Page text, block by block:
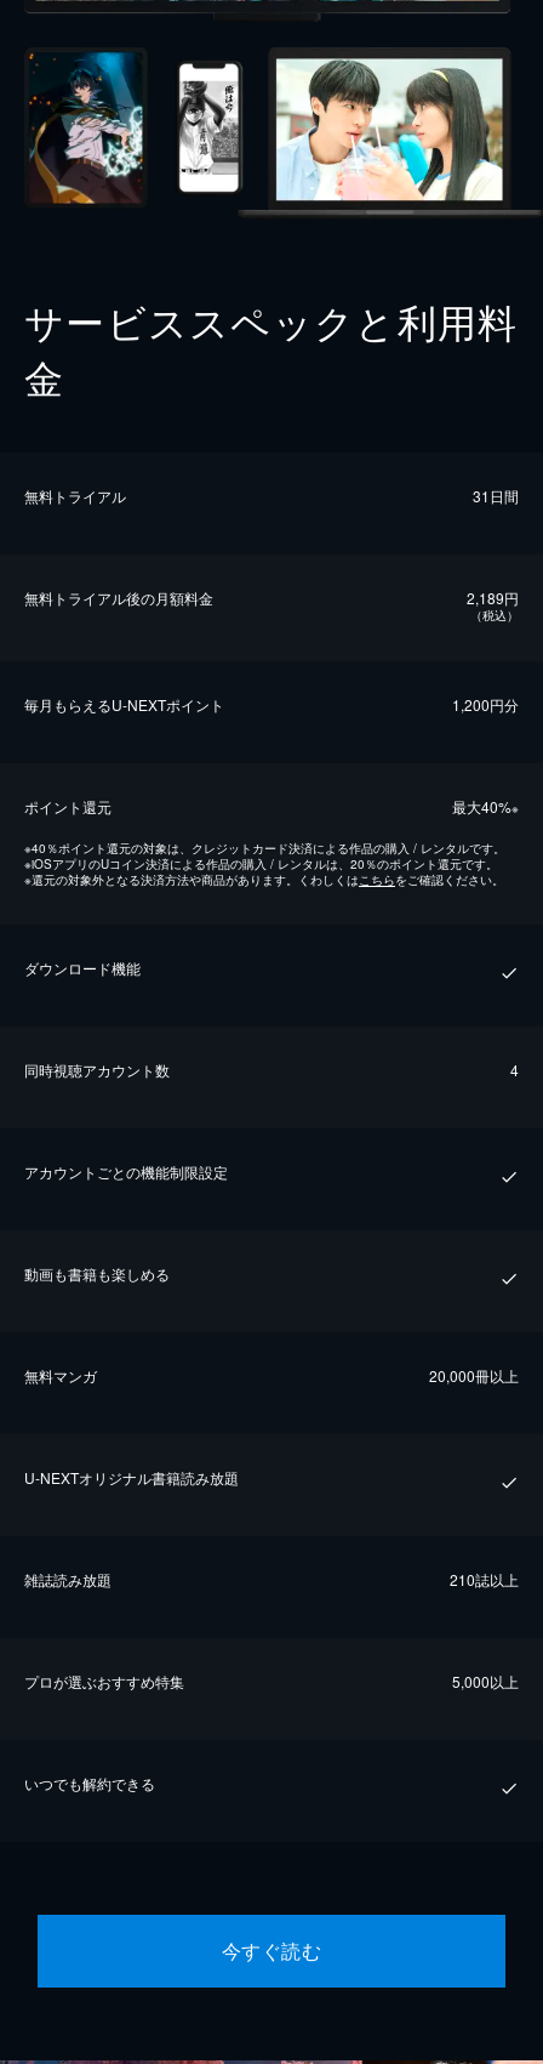
サービススペックと利用料
金
無料トライアル 31日間
無料トライアル後の⽉額料金 2,189円
（税込）
毎⽉もらえるU-NEXTポイント 1,200円分
ポイント還元 最⼤40%※
※40％ポイント還元の対象は、クレジットカード決済による作品の購入 / レンタルです。
※iOSアプリのUコイン決済による作品の購入 / レンタルは、20％のポイント還元です。
※還元の対象外となる決済方法や商品があります。くわしくは こちらをご確認ください。
ダウンロード機能
同時視聴アカウント数 4
アカウントごとの機能制限設定
動画も書籍も楽しめる
無料マンガ 20,000冊以上
U-NEXTオリジナル書籍読み放題
雑誌読み放題 210誌以上
プロが選ぶおすすめ特集 5,000以上
いつでも解約できる
今すぐ読む